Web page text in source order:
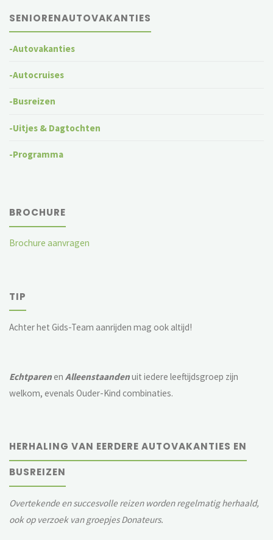
SENIORENAUTOVAKANTIES
-Autovakanties
-Autocruises
-Busreizen
-Uitjes & Dagtochten
-Programma
BROCHURE
Brochure aanvragen
TIP
Achter het Gids-Team aanrijden mag ook altijd!
EchtparenenAlleenstaandenuit iedere leeftijdsgroep zijn
welkom, evenals Ouder-Kind combinaties.
HERHALING VAN EERDERE AUTOVAKANTIES EN
BUSREIZEN
Overtekende en succesvolle reizen worden regelmatig herhaald,
ook op verzoek van groepjes Donateurs.